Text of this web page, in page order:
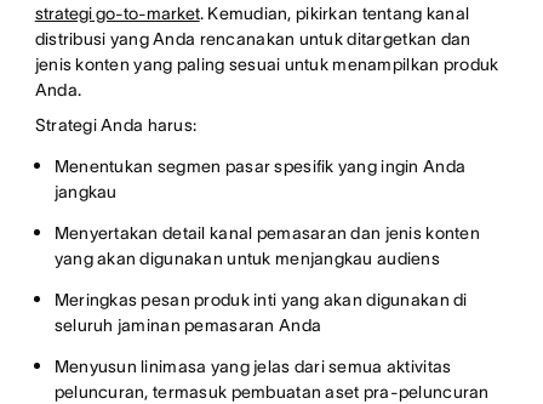
strategi go-to-market. Kemudian, pikirkan tentang kanal
distribusi yang Anda rencanakan untuk ditargetkan dan
jenis konten yang paling sesuai untuk menampilkan produk
Anda.
Strategi Anda harus:
Menentukan segmen pasar spesifik yang ingin Anda
jangkau
Menyertakan detail kanal pemasaran dan jenis konten
yang akan digunakan untuk menjangkau audiens
Meringkas pesan produk inti yang akan digunakan di
seluruh jaminan pemasaran Anda
Menyusun linimasa yang jelas dari semua aktivitas
peluncuran, termasuk pembuatan aset pra-peluncuran